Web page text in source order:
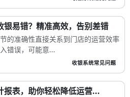
银易错？精准高效，告别差错
的准确性直接关系到门店的运营效率
错误，可能意...
收银系统常见问题
报表，助你轻松降低运营...